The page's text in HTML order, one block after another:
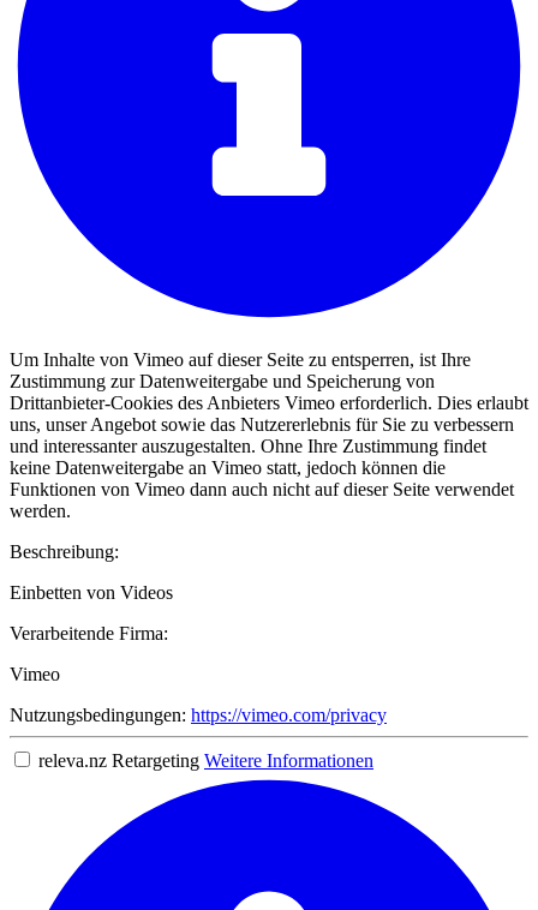
Um Inhalte von Vimeo auf dieser Seite zu entsperren, ist Ihre
Zustimmung zur Datenweitergabe und Speicherung von
Drittanbieter-Cookies des Anbieters Vimeo erforderlich. Dies erlaubt
uns, unser Angebot sowie das Nutzererlebnis für Sie zu verbessern
und interessanter auszugestalten. Ohne Ihre Zustimmung findet
keine Datenweitergabe an Vimeo statt, jedoch können die
Funktionen von Vimeo dann auch nicht auf dieser Seite verwendet
werden.
Beschreibung:
Einbetten von Videos
Verarbeitende Firma:
Vimeo
Nutzungsbedingungen: https://vimeo.com/privacy
releva.nz Retargeting Weitere Informationen